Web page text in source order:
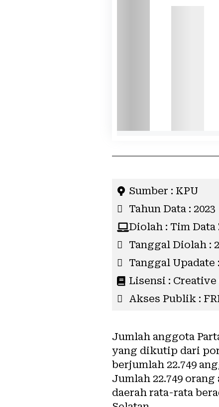
Sumber : KPU
Tahun Data : 2023
Diolah : Tim Data
Tanggal Diolah :
Tanggal Upadate
Lisensi : Creative
Akses Publik :
Jumlah anggota
yang dikutip dari
berjumlah 22.749
Jumlah 22.749
daerah rata-rata